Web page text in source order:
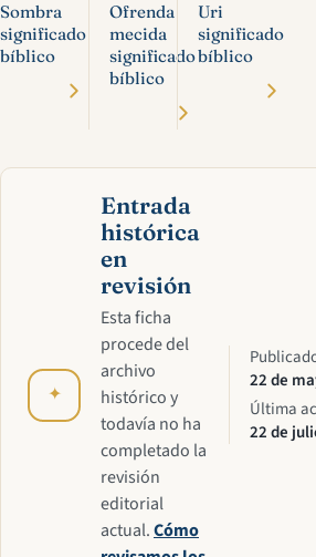
Sombra
significado
bíblico
Ofrenda
mecida
significado
bíblico
Uri
significado
bíblico
✦
Entrada
histórica
en
revisión
Esta ficha
procede del
archivo
histórico y
todavía no ha
completado la
revisión
editorial
actual.Cómo
22 de
Última
22 de